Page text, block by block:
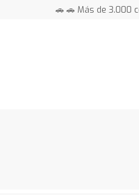
🚗 🚗 Más de 3.000